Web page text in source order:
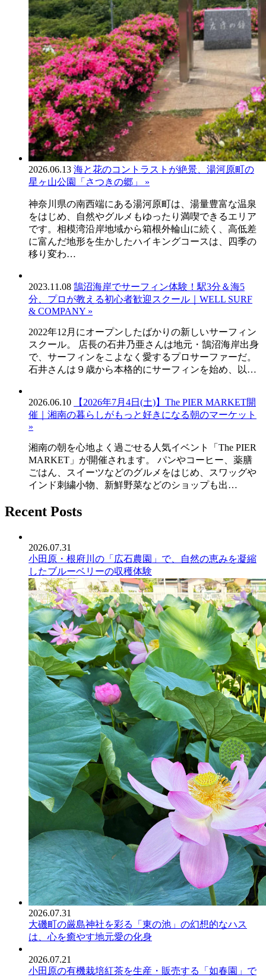
2026.06.13 海と花のコントラストが絶景、湯河原町の
星ヶ山公園「さつきの郷」 »
神奈川県の南西端にある湯河原町は、湯量豊富な温泉
をはじめ、自然やグルメもゆったり満喫できるエリア
です。相模湾沿岸地域から箱根外輪山に続く、高低差
に富んだ地形を生かしたハイキングコースは、四季の
移り変わ…
2023.11.08 鵠沼海岸でサーフィン体験！駅3分＆海5
分、プロが教える初心者歓迎スクール｜WELL SURF
& COMPANY »
2022年12月にオープンしたばかりの新しいサーフィン
スクール。 店長の石井乃亜さんは地元・鵠沼海岸出身
で、サーフィンをこよなく愛するプロサーファーだ。
石井さんは９歳から本格的にサーフィンを始め、以…
2026.06.10
【2026年7月4日(土)】The PIER MARKET開
催｜湘南の暮らしがもっと好きになる朝のマーケット
»
湘南の朝を心地よく過ごせる人気イベント「The PIER
MARKET」が開催されます。 パンやコーヒー、薬膳
ごはん、スイーツなどのグルメをはじめ、スワッグや
インド刺繍小物、新鮮野菜などのショップも出…
Recent Posts
2026.07.31
小田原・根府川の「広石農園」で、自然の恵みを凝縮
したブルーベリーの収穫体験
2026.07.31
大磯町の厳島神社を彩る「東の池」の幻想的なハス
は、心を癒やす地元愛の化身
2026.07.21
小田原の有機栽培紅茶を生産・販売する「如春園」で